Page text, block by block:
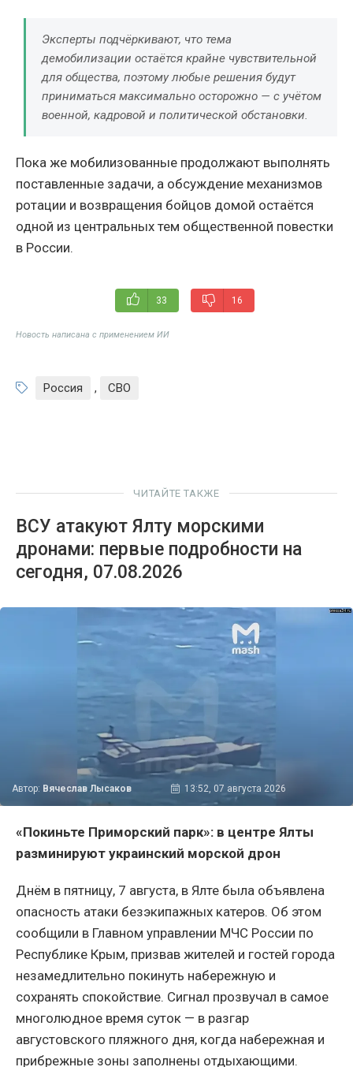
Эксперты подчёркивают, что тема
демобилизации остаётся крайне чувствительной
для общества, поэтому любые решения будут
приниматься максимально осторожно — с учётом
военной, кадровой и политической обстановки.
Пока же мобилизованные продолжают выполнять
поставленные задачи, а обсуждение механизмов
ротации и возвращения бойцов домой остаётся
одной из центральных тем общественной повестки
в России.
33 16
Новость написана с применением ИИ
Россия , СВО
ЧИТАЙТЕ ТАКЖЕ
ВСУ атакуют Ялту морскими
дронами: первые подробности на
сегодня, 07.08.2026
Автор: Вячеслав Лысаков 13:52, 07 августа 2026
«Покиньте Приморский парк»: в центре Ялты
разминируют украинский морской дрон
Днём в пятницу, 7 августа, в Ялте была объявлена
опасность атаки безэкипажных катеров. Об этом
сообщили в Главном управлении МЧС России по
Республике Крым, призвав жителей и гостей города
незамедлительно покинуть набережную и
сохранять спокойствие. Сигнал прозвучал в самое
многолюдное время суток — в разгар
августовского пляжного дня, когда набережная и
прибрежные зоны заполнены отдыхающими.